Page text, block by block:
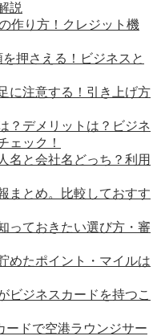
説
作り方！クレジット機
押さえる！ビジネスと
に注意する！引き上げ方
？デメリットは？ビジネ
ェック！
名と会社名どっち？利用
まとめ。比較しておすす
っておきたい選び方・審
めたポイント・マイルは
ビジネスカードを持つこ
ードで空港ラウンジサー